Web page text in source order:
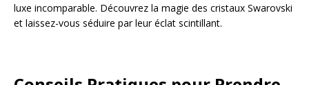
luxe incomparable. Découvrez la magie des cristaux Swarovski
et laissez-vous séduire par leur éclat scintillant.